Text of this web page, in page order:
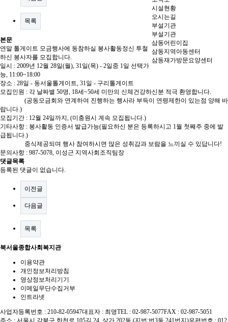
시설현황
오시는길
부설기관
부설기관
삼동어린이집
삼동지역아동센터
삼동재가방문요양센터
목록
본문
연말 톨게이트 모금행사에 동참하실 봉사활동정신 투철
하신 봉사자를 모집합니다.
일시 : 2009년 12월 28일(월), 31일(목) - 2일중 1일 선택가
능, 11:00~18:00
장소 : 28일 - 동서울톨게이트, 31일 - 구리톨게이트
모집인원 : 각 날짜별 50명, 18세~50세 미만의 신체건강하신분 적극 환영합니다.
(공동모금회와 연계하여 진행하는 행사라 부득이 연령제한이 있는점 양해 바
랍니다.)
모집기간 : 12월 24일까지, (미충원시 계속 모집됩니다.)
기타사항 : 봉사활동 인증서 발급가능(필요하신 분은 등록하시고 1월 첫째주 중에 발
급됩니다.)
중식제공되며 행사 참여하시면 많은 성취감과 보람을 느끼실 수 있답니다!
문의사항 : 987-5078, 이성근 지역사회조직팀장
댓글목록
등록된 댓글이 없습니다.
이전글
다음글
목록
북서울종합사회복지관
이용약관
개인정보처리방침
영상정보처리기기
이메일무단수집거부
인트라넷
사업자등록번호 : 210-82-05947대표자 : 최명TEL : 02-987-5077FAX : 02-987-5051
주소 : 서울시 강북구 한천로 105길 24, 상가 202동 (지번:번3동 241번지)우편번호 : 012